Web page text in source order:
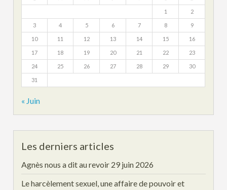
1 2
3 4 5 6 7 8 9
10 11 12 13 14 15 16
17 18 19 20 21 22 23
24 25 26 27 28 29 30
31
« Juin
Les derniers articles
Agnès nous a dit au revoir 29 juin 2026
Le harcèlement sexuel, une affaire de pouvoir et